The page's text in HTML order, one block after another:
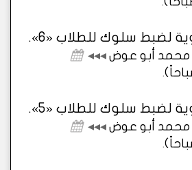
محمد أبو عوض ◂◂◂
.
محمد أبو عوض ◂◂◂
.